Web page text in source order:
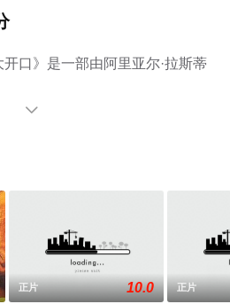
口》是一部由阿里亚尔·拉斯蒂
删减完整版电影大全就上天堂

正片 10.0 正片